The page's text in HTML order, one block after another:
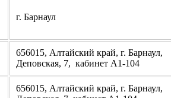
г. Барнаул
656015, Алтайский край, г. Барнаул,
Деповская, 7, кабинет А1-104
656015, Алтайский край, г. Барнаул,